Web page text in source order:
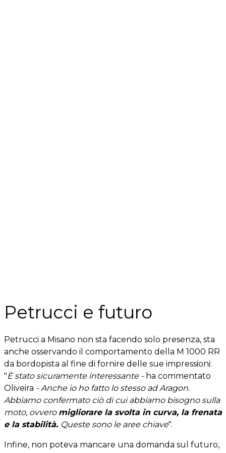
Petrucci e futuro
Petrucci a Misano non sta facendo solo presenza, sta
anche osservando il comportamento della M 1000 RR
da bordopista al fine di fornire delle sue impressioni:
"È stato sicuramente interessante - ha commentato
Oliveira - Anche io ho fatto lo stesso ad Aragon.
Abbiamo confermato ciò di cui abbiamo bisogno sulla
moto, ovvero migliorare la svolta in curva, la frenata
e la stabilità. Queste sono le aree chiave".
Infine, non poteva mancare una domanda sul futuro,